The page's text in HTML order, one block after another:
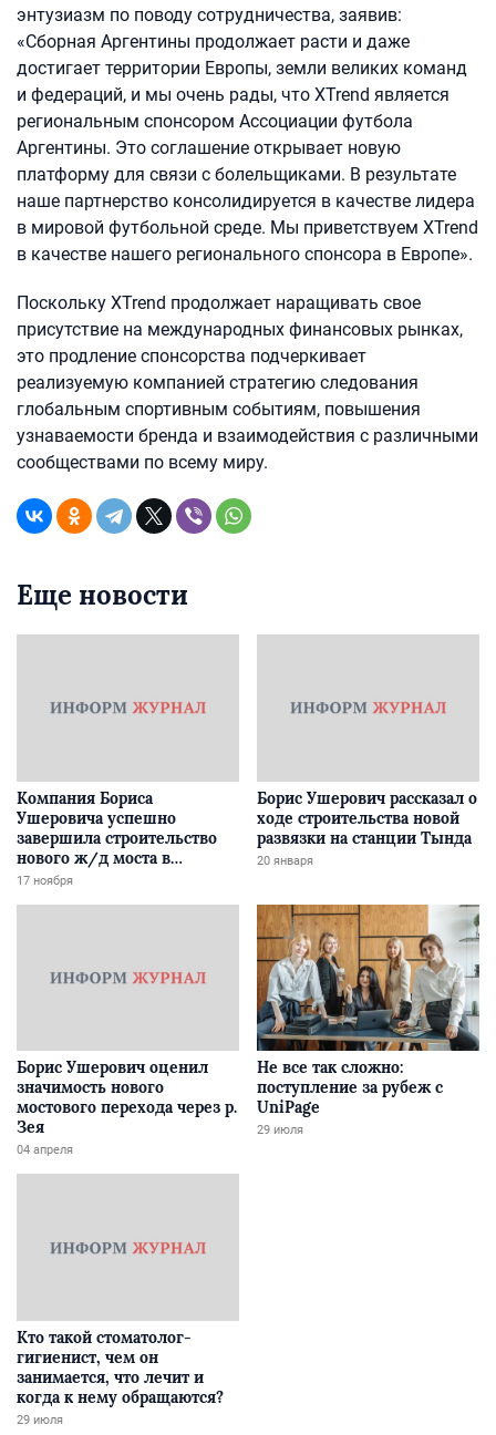
энтузиазм по поводу сотрудничества, заявив:
«Сборная Аргентины продолжает расти и даже
достигает территории Европы, земли великих команд
и федераций, и мы очень рады, что XTrend является
региональным спонсором Ассоциации футбола
Аргентины. Это соглашение открывает новую
платформу для связи с болельщиками. В результате
наше партнерство консолидируется в качестве лидера
в мировой футбольной среде. Мы приветствуем XTrend
в качестве нашего регионального спонсора в Европе».
Поскольку XTrend продолжает наращивать свое
присутствие на международных финансовых рынках,
это продление спонсорства подчеркивает
реализуемую компанией стратегию следования
глобальным спортивным событиям, повышения
узнаваемости бренда и взаимодействия с различными
сообществами по всему миру.
Еще новости
Компания Бориса
Ушеровича успешно
завершила строительство
нового ж/д моста в
Забайкалье
17 ноября
Борис Ушерович рассказал о
ходе строительства новой
развязки на станции Тында
20 января
Борис Ушерович оценил
значимость нового
мостового перехода через р.
Зея
04 апреля
Не все так сложно:
поступление за рубеж с
UniPage
29 июля
Кто такой стоматолог-
гигиенист, чем он
занимается, что лечит и
когда к нему обращаются?
29 июля